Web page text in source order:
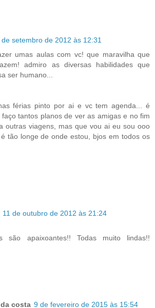
de setembro de 2012 às 12:31
umas aulas com vc! que maravilha que
admiro as diversas habilidades que
ser humano...
férias pinto por ai e vc tem agenda... é
faço tantos planos de ver as amigas e no fim
outras viagens, mas que vou ai eu sou ooo
tão longe de onde estou, bjos em todos os
11 de outubro de 2012 às 21:24
são apaixoantes!! Todas muito lindas!!
costa 9 de fevereiro de 2015 às 15:54